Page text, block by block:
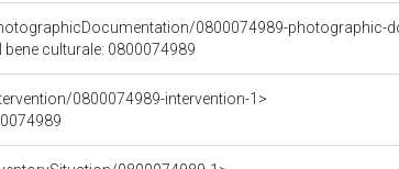
0800074989-photographic-
culturale: 0800074989
0800074989-intervention-1>